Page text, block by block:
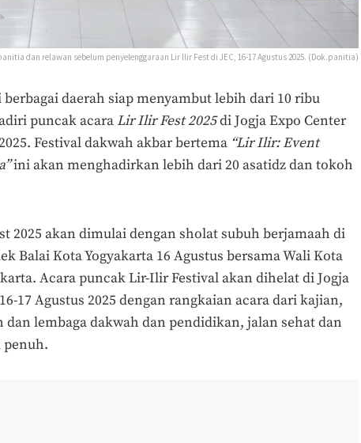
dan relawan sebelum penyelenggaraan Lir Ilir Fest di JEC, 16-17 Agustus 2025. (Dok.panitia)
berbagai daerah siap menyambut lebih dari 10 ribu
puncak acara Lir Ilir Fest 2025di Jogja Expo Center
Festival dakwah akbar bertema “Lir Ilir: Event
ini akan menghadirkan lebih dari 20 asatidz dan tokoh
2025 akan dimulai dengan sholat subuh berjamaah di
Balai Kota Yogyakarta 16 Agustus bersama Wali Kota
Acara puncak Lir-Ilir Festival akan dihelat di Jogja
17 Agustus 2025 dengan rangkaian acara dari kajian,
lembaga dakwah dan pendidikan, jalan sehat dan
penuh.